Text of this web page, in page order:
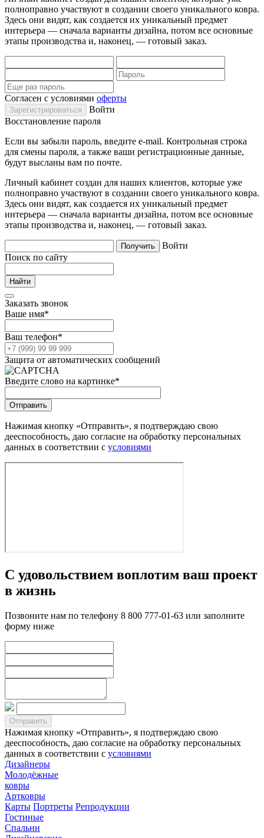
полноправно участвуют в создании своего уникального ковра.
Здесь они видят, как создается их уникальный предмет
интерьера — сначала варианты дизайна, потом все основные
этапы производства и, наконец, — готовый заказ.
Согласен с условиями оферты
Войти
Восстановление пароля
Если вы забыли пароль, введите e-mail. Контрольная строка
для смены пароля, а также ваши регистрационные данные,
будут высланы вам по почте.
Личный кабинет создан для наших клиентов, которые уже
полноправно участвуют в создании своего уникального ковра.
Здесь они видят, как создается их уникальный предмет
интерьера — сначала варианты дизайна, потом все основные
этапы производства и, наконец, — готовый заказ.
Войти
Поиск по сайту
Заказать звонок
Ваше имя*
Ваш телефон*
Защита от автоматических сообщений
Введите слово на картинке*
Нажимая кнопку «Отправить», я подтверждаю свою
дееспособность, даю согласие на обработку персональных
данных в соответствии с условиями
С удовольствием воплотим ваш проект
в жизнь
Позвоните нам по телефону 8 800 777-01-63 или заполните
форму ниже
Нажимая кнопку «Отправить», я подтверждаю свою
дееспособность, даю согласие на обработку персональных
данных в соответствии с условиями
Дизайнеры
Молодёжные
ковры
Артковры
Карты Портреты Репродукции
Гостиные
Спальни